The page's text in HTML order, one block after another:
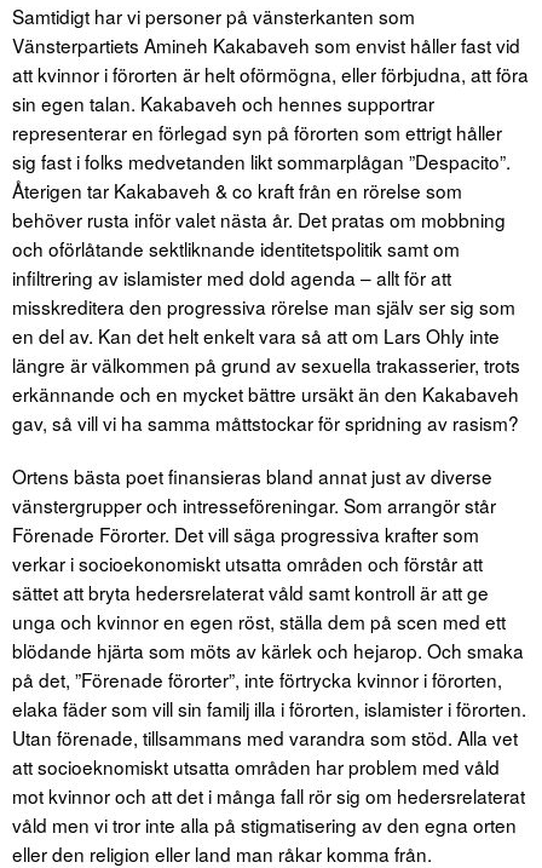
Samtidigt har vi personer på vänsterkanten som
Vänsterpartiets Amineh Kakabaveh som envist håller fast vid
att kvinnor i förorten är helt oförmögna, eller förbjudna, att föra
sin egen talan. Kakabaveh och hennes supportrar
representerar en förlegad syn på förorten som ettrigt håller
sig fast i folks medvetanden likt sommarplågan ”Despacito”.
Återigen tar Kakabaveh & co kraft från en rörelse som
behöver rusta inför valet nästa år. Det pratas om mobbning
och oförlåtande sektliknande identitetspolitik samt om
infiltrering av islamister med dold agenda – allt för att
misskreditera den progressiva rörelse man själv ser sig som
en del av. Kan det helt enkelt vara så att om Lars Ohly inte
längre är välkommen på grund av sexuella trakasserier, trots
erkännande och en mycket bättre ursäkt än den Kakabaveh
gav, så vill vi ha samma måttstockar för spridning av rasism?
Ortens bästa poet finansieras bland annat just av diverse
vänstergrupper och intresseföreningar. Som arrangör står
Förenade Förorter. Det vill säga progressiva krafter som
verkar i socioekonomiskt utsatta områden och förstår att
sättet att bryta hedersrelaterat våld samt kontroll är att ge
unga och kvinnor en egen röst, ställa dem på scen med ett
blödande hjärta som möts av kärlek och hejarop. Och smaka
på det, ”Förenade förorter”, inte förtrycka kvinnor i förorten,
elaka fäder som vill sin familj illa i förorten, islamister i förorten.
Utan förenade, tillsammans med varandra som stöd. Alla vet
att socioeknomiskt utsatta områden har problem med våld
mot kvinnor och att det i många fall rör sig om hedersrelaterat
våld men vi tror inte alla på stigmatisering av den egna orten
eller den religion eller land man råkar komma från.